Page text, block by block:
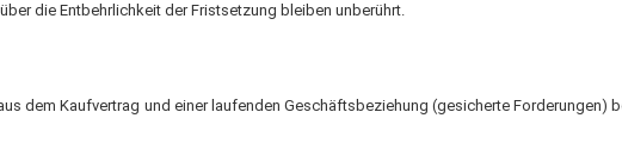
die Entbehrlichkeit der Fristsetzung bleiben unberührt.
dem Kaufvertrag und einer laufenden Geschäftsbeziehung (gesicherte Forderungen)